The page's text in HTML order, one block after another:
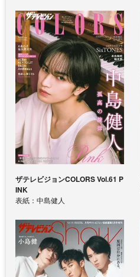
ザテレビジョンCOLORS Vol.61 P
INK
表紙：中島健人